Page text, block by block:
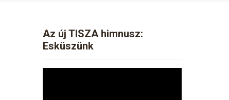
Az új TISZA himnusz:
Esküszünk